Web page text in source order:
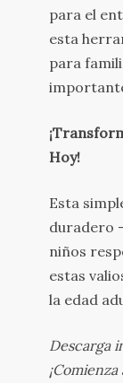
para el
esta
para
Hoy!
Esta
duradero
niños
estas
la edad
Descarga